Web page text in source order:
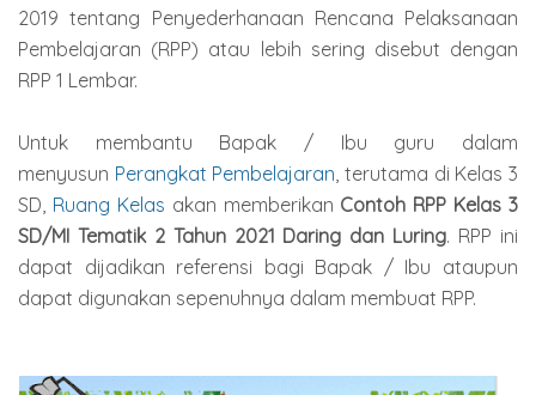
2019 tentang Penyederhanaan Rencana Pelaksanaan
Pembelajaran (RPP) atau lebih sering disebut dengan
RPP 1 Lembar.
Untuk membantu Bapak / Ibu guru dalam
menyusun Perangkat Pembelajaran , terutama di Kelas 3
SD, Ruang Kelas akan memberikan Contoh RPP Kelas 3
SD/MI Tematik 2 Tahun 2021 Daring dan Luring. RPP ini
dapat dijadikan referensi bagi Bapak / Ibu ataupun
dapat digunakan sepenuhnya dalam membuat RPP.